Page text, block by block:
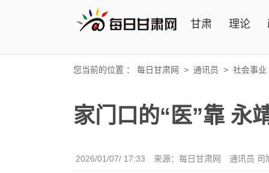
甘肃 理论
您当前的位置 ： 每日甘肃网 > 通讯员 > 社会事业
家门口的“医”靠 永
2026/01/07/ 17:33 来源：每日甘肃网 通讯员 司